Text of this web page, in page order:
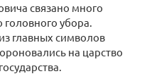
связано много
головного убора.
главных символов
на царство